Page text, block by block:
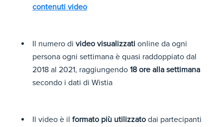
contenuti video
Il numero di video visualizzati online da ogni
persona ogni settimana è quasi raddoppiato dal
2018 al 2021, raggiungendo 18 ore alla settimana
secondo i dati di Wistia
Il video è il formato più utilizzato dai partecipanti